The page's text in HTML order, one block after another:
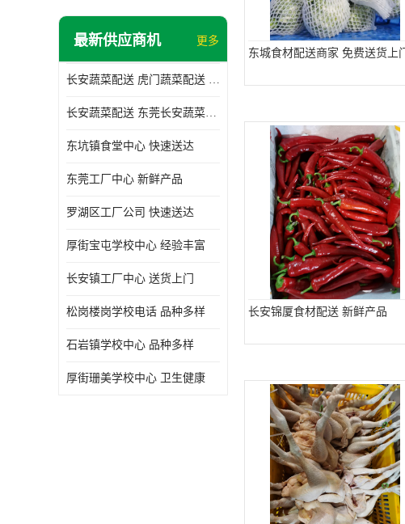
长安蔬菜配送
最新供应商机 更多
长安蔬菜配送 虎门蔬菜配送 厚街蔬菜配送 大朗蔬菜配送
长安蔬菜配送 东莞长安蔬菜配送哪家好
东坑镇食堂中心 快速送达
东莞工厂中心 新鲜产品
罗湖区工厂公司 快速送达
厚街宝屯学校中心 经验丰富
长安镇工厂中心 送货上门
松岗楼岗学校电话 品种多样
石岩镇学校中心 品种多样
厚街珊美学校中心 卫生健康
东城食材配送商家 免费送货上门
长安锦厦食材配送 新鲜产品